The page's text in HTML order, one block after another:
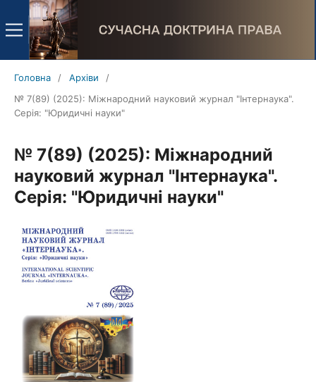
Головна / Архіви
/
№ 7(89) (2025): Міжнародний науковий журнал "Інтернаука".
Серія: "Юридичні науки"
№ 7(89) (2025): Міжнародний
науковий журнал "Інтернаука".
Серія: "Юридичні науки"